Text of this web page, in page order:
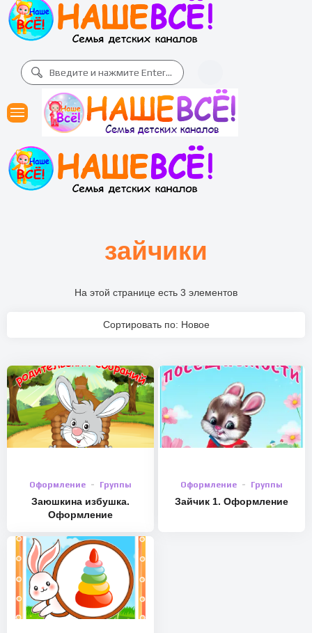
зайчики
Сортировать по: Новое
На этой странице есть 3 элементов
Оформление Группы
Заюшкина избушка.
Оформление
Оформление Группы
Зайчик 1. Оформление